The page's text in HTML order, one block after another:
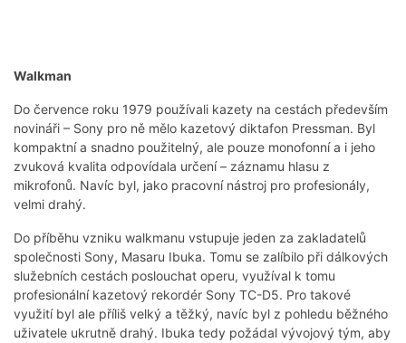
Walkman
Do července roku 1979 používali kazety na cestách především
novináři – Sony pro ně mělo kazetový diktafon Pressman. Byl
kompaktní a snadno použitelný, ale pouze monofonní a i jeho
zvuková kvalita odpovídala určení – záznamu hlasu z
mikrofonů. Navíc byl, jako pracovní nástroj pro profesionály,
velmi drahý.
Do příběhu vzniku walkmanu vstupuje jeden za zakladatelů
společnosti Sony, Masaru Ibuka. Tomu se zalíbilo při dálkových
služebních cestách poslouchat operu, využíval k tomu
profesionální kazetový rekordér Sony TC-D5. Pro takové
využití byl ale příliš velký a těžký, navíc byl z pohledu běžného
uživatele ukrutně drahý. Ibuka tedy požádal vývojový tým, aby